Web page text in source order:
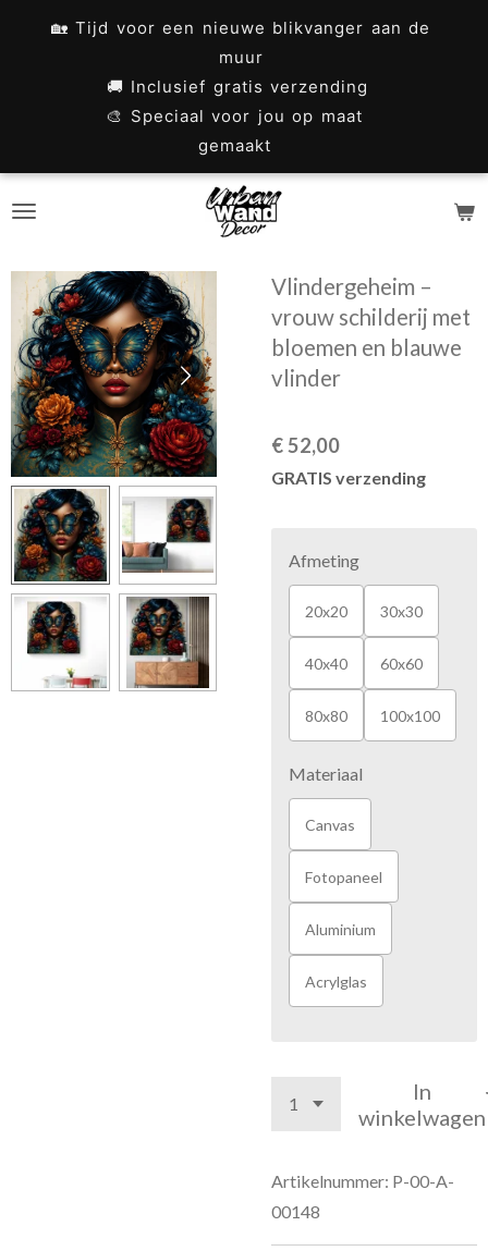
🏡 Tijd voor een nieuwe blikvanger aan de
muur
🚚 Inclusief gratis verzending
🎨 Speciaal voor jou op maat
gemaakt
Vlindergeheim –
vrouw schilderij met
bloemen en blauwe
vlinder
€ 52,00
GRATIS verzending
Afmeting
20x20 30x30
40x40 60x60
80x80 100x100
Materiaal
Canvas
Fotopaneel
Aluminium
Acrylglas
In
winkelwagen
Artikelnummer: P-00-A-
00148